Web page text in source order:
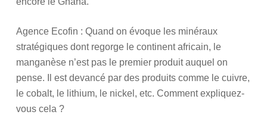
Agence Ecofin : Quand on évoque les minéraux
stratégiques dont regorge le continent africain, le
manganèse n’est pas le premier produit auquel on
pense. Il est devancé par des produits comme le cuivre,
le cobalt, le lithium, le nickel, etc. Comment expliquez-
vous cela ?